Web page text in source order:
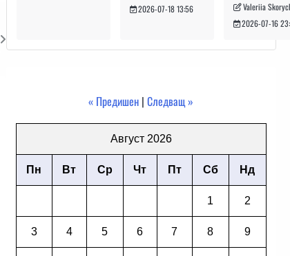
2026-07-18 13:56
Valeriia
2026-07-16
« Предишен |Следващ »
Август 2026
Пн Вт Ср Чт Пт Сб Нд
1 2
3 4 5 6 7 8 9